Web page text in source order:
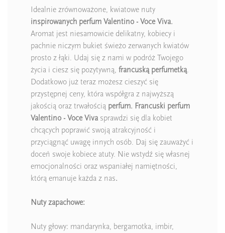
Idealnie zrównoważone, kwiatowe nuty
inspirowanych perfum Valentino - Voce Viva.
Aromat jest niesamowicie delikatny, kobiecy i
pachnie niczym bukiet świeżo zerwanych kwiatów
prosto z łąki. Udaj się z nami w podróż Twojego
życia i ciesz się pozytywną, francuską perfumetką
Dodatkowo już teraz możesz cieszyć się
przystępnej ceny, która współgra z najwyższą
jakością oraz trwałością perfum. Francuski perfum
Valentino - Voce Viva sprawdzi się dla kobiet
chcących poprawić swoją atrakcyjność i
przyciągnąć uwagę innych osób. Daj się zauważyć i
doceń swoje kobiece atuty. Nie wstydź się własnej
emocjonalności oraz wspaniałej namiętności,
którą emanuje każda z nas.
Nuty zapachowe:
Nuty głowy: mandarynka, bergamotka, imbir,